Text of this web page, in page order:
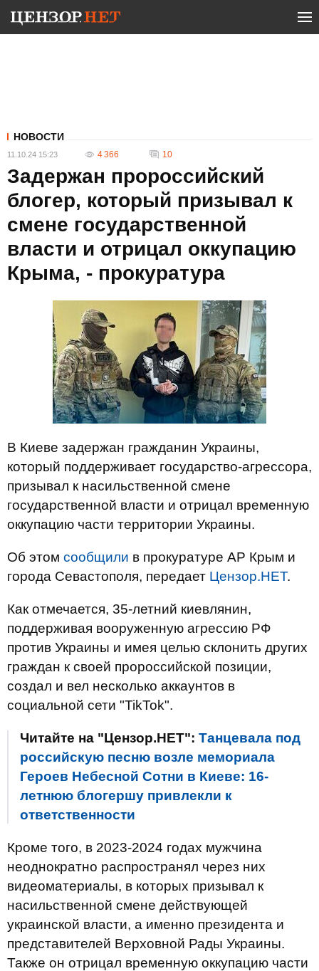
НОВОСТИ
11.10.24 15:23 4 366 10
Задержан пророссийский
блогер, который призывал к
смене государственной
власти и отрицал оккупацию
Крыма, - прокуратура
В Киеве задержан гражданин Украины,
который поддерживает государство-агрессора,
призывал к насильственной смене
государственной власти и отрицал временную
оккупацию части территории Украины.
Об этом сообщили в прокуратуре АР Крым и
города Севастополя, передает Цензор.НЕТ.
Как отмечается, 35-летний киевлянин,
поддерживая вооруженную агрессию РФ
против Украины и имея целью склонить других
граждан к своей пророссийской позиции,
создал и вел несколько аккаунтов в
социальной сети "TikTok".
Читайте на "Цензор.НЕТ": Танцевала под
российскую песню возле мемориала
Героев Небесной Сотни в Киеве: 16-
летнюю блогершу привлекли к
ответственности
Кроме того, в 2023-2024 годах мужчина
неоднократно распространял через них
видеоматериалы, в которых призывал к
насильственной смене действующей
украинской власти, а именно президента и
представителей Верховной Рады Украины.
Также он отрицал временную оккупацию части